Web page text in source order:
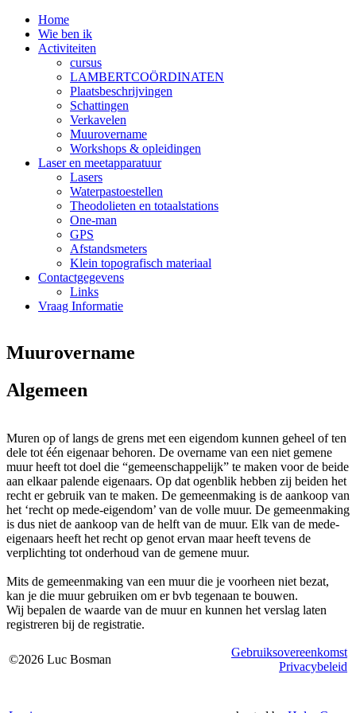
Home
Wie ben ik
Activiteiten
cursus
LAMBERTCOÖRDINATEN
Plaatsbeschrijvingen
Schattingen
Verkavelen
Muurovername
Workshops & opleidingen
Laser en meetapparatuur
Lasers
Waterpastoestellen
Theodolieten en totaalstations
One-man
GPS
Afstandsmeters
Klein topografisch materiaal
Contactgegevens
Links
Vraag Informatie
Muurovername
Algemeen
Muren op of langs de grens met een eigendom kunnen geheel of ten
dele tot één eigenaar behoren. De overname van een niet gemene
muur heeft tot doel die “gemeenschappelijk” te maken voor de beide
aan elkaar palende eigenaars. Op dat ogenblik hebben zij beiden het
recht er gebruik van te maken. De gemeenmaking is de aankoop van
het ‘recht op mede-eigendom’ van de volle muur. De gemeenmaking
is dus niet de aankoop van de helft van de muur. Elk van de mede-
eigenaars heeft het recht op genot ervan maar heeft tevens de
verplichting tot onderhoud van de gemene muur.
Mits de gemeenmaking van een muur die je voorheen niet bezat,
kan je die muur gebruiken om er bvb tegenaan te bouwen.
Wij bepalen de waarde van de muur en kunnen het verslag laten
registreren bij de registratie.
©2026 Luc Bosman
Gebruiksovereenkomst
Privacybeleid